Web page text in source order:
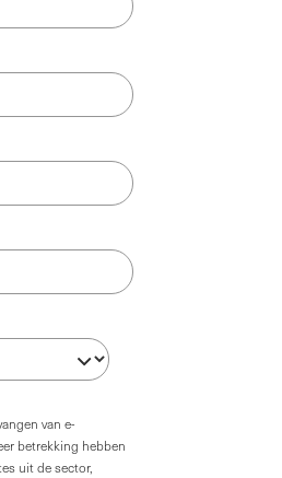
van e-
betrekking hebben
uit de sector,